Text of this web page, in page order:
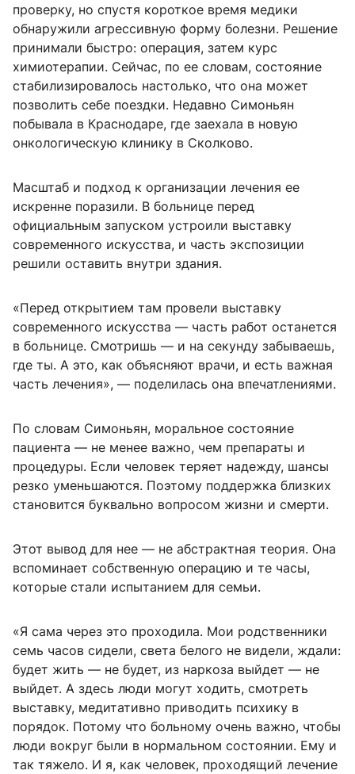
проверку, но спустя короткое время медики
обнаружили агрессивную форму болезни. Решение
принимали быстро: операция, затем курс
химиотерапии. Сейчас, по ее словам, состояние
стабилизировалось настолько, что она может
позволить себе поездки. Недавно Симоньян
побывала в Краснодаре, где заехала в новую
онкологическую клинику в Сколково.
Масштаб и подход к организации лечения ее
искренне поразили. В больнице перед
официальным запуском устроили выставку
современного искусства, и часть экспозиции
решили оставить внутри здания.
«Перед открытием там провели выставку
современного искусства — часть работ останется
в больнице. Смотришь — и на секунду забываешь,
где ты. А это, как объясняют врачи, и есть важная
часть лечения», — поделилась она впечатлениями.
По словам Симоньян, моральное состояние
пациента — не менее важно, чем препараты и
процедуры. Если человек теряет надежду, шансы
резко уменьшаются. Поэтому поддержка близких
становится буквально вопросом жизни и смерти.
Этот вывод для нее — не абстрактная теория. Она
вспоминает собственную операцию и те часы,
которые стали испытанием для семьи.
«Я сама через это проходила. Мои родственники
семь часов сидели, светa белого не видели, ждали:
будет жить — не будет, из наркоза выйдет — не
выйдет. А здесь люди могут ходить, смотреть
выставку, медитативно приводить психику в
порядок. Потому что больному очень важно, чтобы
люди вокруг были в нормальном состоянии. Ему и
так тяжело. И я, как человек, проходящий лечение